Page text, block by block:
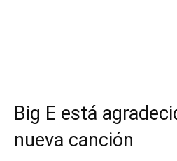
Big E está
nueva canción